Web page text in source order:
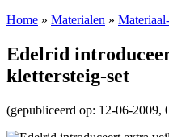
Home » Materialen »
Edelrid
klettersteig-set
(gepubliceerd op: 12-06-2009,